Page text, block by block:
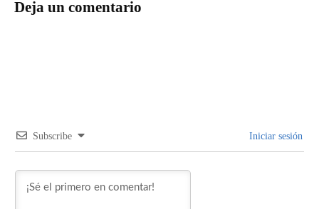
Deja un comentario
Subscribe Iniciar sesión